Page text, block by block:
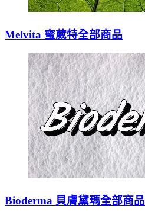
Melvita 蜜葳特全部商品
Bioderma 貝膚黛瑪全部商品